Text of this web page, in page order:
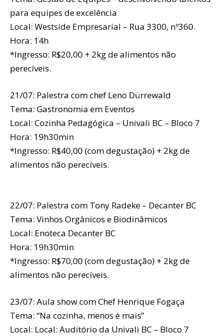
para equipes de excelência
Local: Westside Empresarial – Rua 3300, nº360.
Hora: 14h
*Ingresso: R$20,00 + 2kg de alimentos não
perecíveis.
21/07: Palestra com chef Leno Dürrewald
Tema: Gastronomia em Eventos
Local: Cozinha Pedagógica – Univali BC – Bloco 7
Hora: 19h30min
*Ingresso: R$40,00 (com degustação) + 2kg de
alimentos não perecíveis.
22/07: Palestra com Tony Radeke – Decanter BC
Tema: Vinhos Orgânicos e Biodinâmicos
Local: Enoteca Decanter BC
Hora: 19h30min
*Ingresso: R$70,00 (com degustação) + 2kg de
alimentos não perecíveis.
23/07: Aula show com Chef Henrique Fogaça
Tema: “Na cozinha, menos é mais”
Local: Local: Auditório da Univali BC – Bloco 7